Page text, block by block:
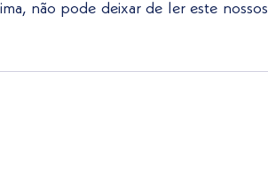
não pode deixar de ler este nossos